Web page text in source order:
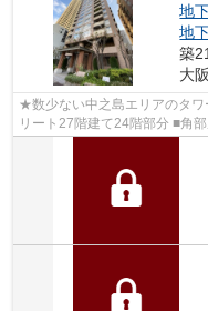
地
地
築
大
★数少ない中之島エリアのタワーマンション★
リート27階建て24階部分 ■角
能 ■オール電化 ★2025